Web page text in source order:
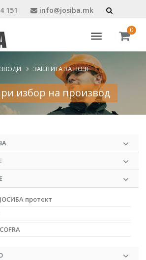
151 info@josiba.mk
Toggle
navigation
0
ЗАШТИТА ЗА НОЗЕ
избор на производ
протект